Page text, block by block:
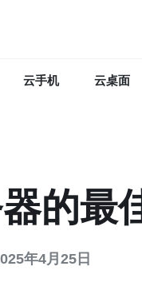
云手机 云桌面
的最
年4月25日